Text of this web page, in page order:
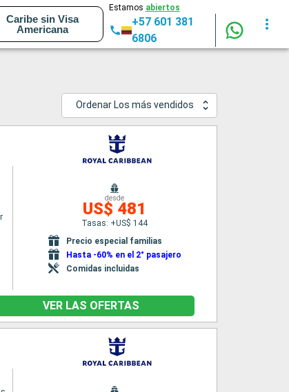
Caribe sin Visa
Americana
Estamos abiertos
+57 601 381
6806
Ordenar Los más vendidos
desde
US$ 481
Tasas: +US$ 144
Precio especial familias
Hasta -60% en el 2° pasajero
Comidas incluidas
VER LAS OFERTAS